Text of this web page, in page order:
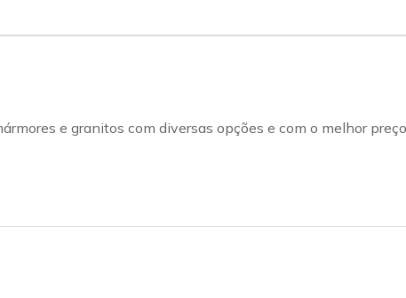
e granitos com diversas opções e com o melhor